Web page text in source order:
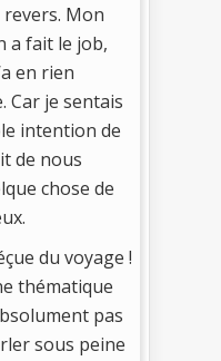
Mon
a fait le job,
en rien
Car je sentais
intention de
de nous
chose de
du voyage !
thématique
pas
sous peine